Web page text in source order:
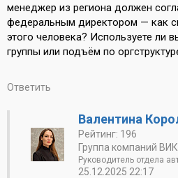
менеджер из региона должен
федеральным директором — как
этого человека? Используете ли
группы или подъём по
Ответить
Валентина
Рейтинг: 196
Группа компаний ВИК
Руководитель отдела
25.12.2025 22:17